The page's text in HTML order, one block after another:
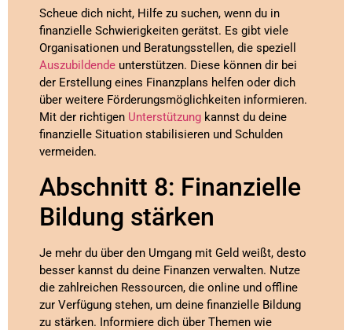
Scheue dich nicht, Hilfe zu suchen, wenn du in
finanzielle Schwierigkeiten gerätst. Es gibt viele
Organisationen und Beratungsstellen, die speziell
Auszubildende unterstützen. Diese können dir bei
der Erstellung eines Finanzplans helfen oder dich
über weitere Förderungsmöglichkeiten informieren.
Mit der richtigen Unterstützung kannst du deine
finanzielle Situation stabilisieren und Schulden
vermeiden.
Abschnitt 8: Finanzielle
Bildung stärken
Je mehr du über den Umgang mit Geld weißt, desto
besser kannst du deine Finanzen verwalten. Nutze
die zahlreichen Ressourcen, die online und offline
zur Verfügung stehen, um deine finanzielle Bildung
zu stärken. Informiere dich über Themen wie